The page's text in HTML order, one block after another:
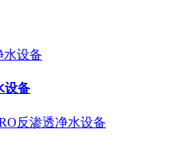
设备